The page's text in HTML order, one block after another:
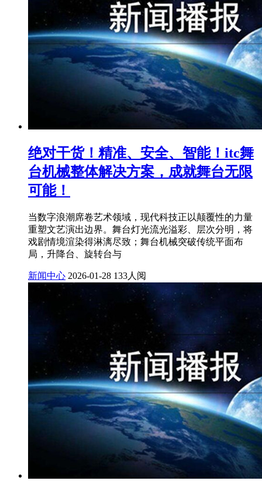
绝对干货！精准、安全、智能！itc舞
台机械整体解决方案，成就舞台无限
可能！
当数字浪潮席卷艺术领域，现代科技正以颠覆性的力量
重塑文艺演出边界。舞台灯光流光溢彩、层次分明，将
戏剧情境渲染得淋漓尽致；舞台机械突破传统平面布
局，升降台、旋转台与
新闻中心 2026-01-28 133人阅